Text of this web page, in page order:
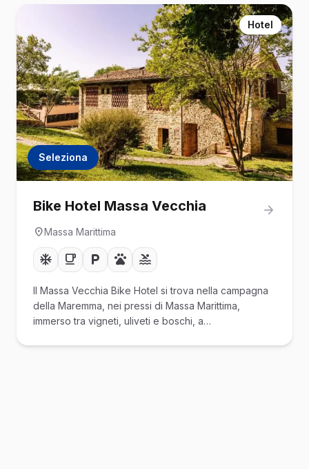
Hotel
Seleziona
Bike Hotel Massa Vecchia
Massa Marittima
Il Massa Vecchia Bike Hotel si trova nella campagna
della Maremma, nei pressi di Massa Marittima,
immerso tra vigneti, uliveti e boschi, a…